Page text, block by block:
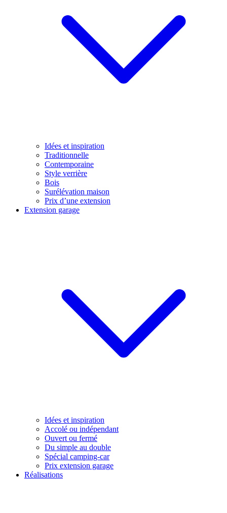
Idées et inspiration
Traditionnelle
Contemporaine
Style verrière
Bois
Surélévation maison
Prix d’une extension
Extension garage
Idées et inspiration
Accolé ou indépendant
Ouvert ou fermé
Du simple au double
Spécial camping-car
Prix extension garage
Réalisations